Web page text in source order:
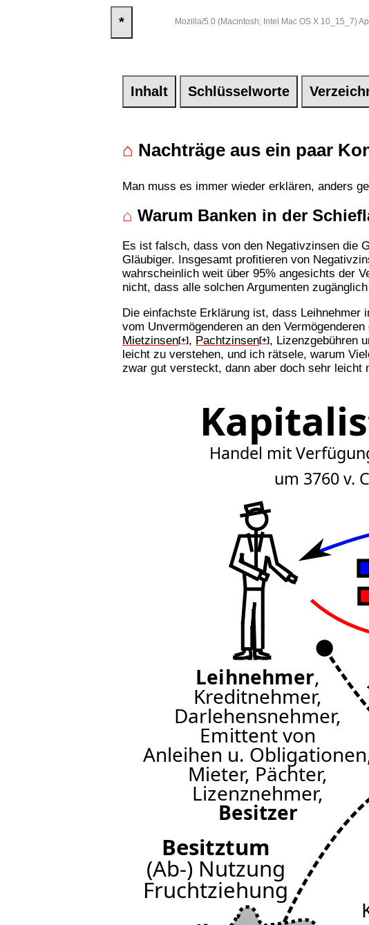
* Mozilla/5.0 (Macintosh; Intel Mac OS X 10_15_7)
Inhalt Schlüsselworte
⌂ Nachträge aus ein paar
Man muss es immer wieder erklären, anders
⌂ Warum Banken in der
Es ist falsch, dass von den Negativzinsen die
Gläubiger. Insgesamt profitieren von
wahrscheinlich weit über 95% angesichts der
nicht, dass alle solchen Argumenten
Die einfachste Erklärung ist, dass Leihnehmer
vom Unvermögenderen an den
Mietzinsen[+] , Pachtzinsen[+] , Lizenzgebühren
leicht zu verstehen, und ich rätsele, warum
zwar gut versteckt, dann aber doch sehr leicht